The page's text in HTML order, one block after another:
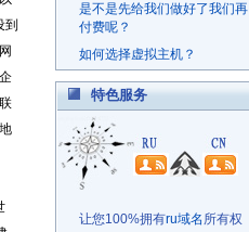
到
是不是先给我们做好了我们再
付费呢？
如何选择虚拟主机？
特色服务
让您100%拥有ru域名 所有权